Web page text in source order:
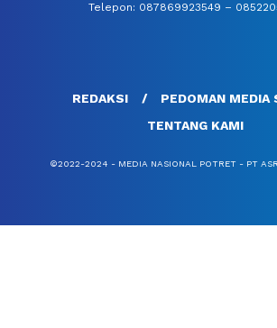
Telepon: 087869923549 –
REDAKSI
PEDOMAN MEDIA
TENTANG KAMI
©2022-2024 - MEDIA NASIONAL POTRET - PT